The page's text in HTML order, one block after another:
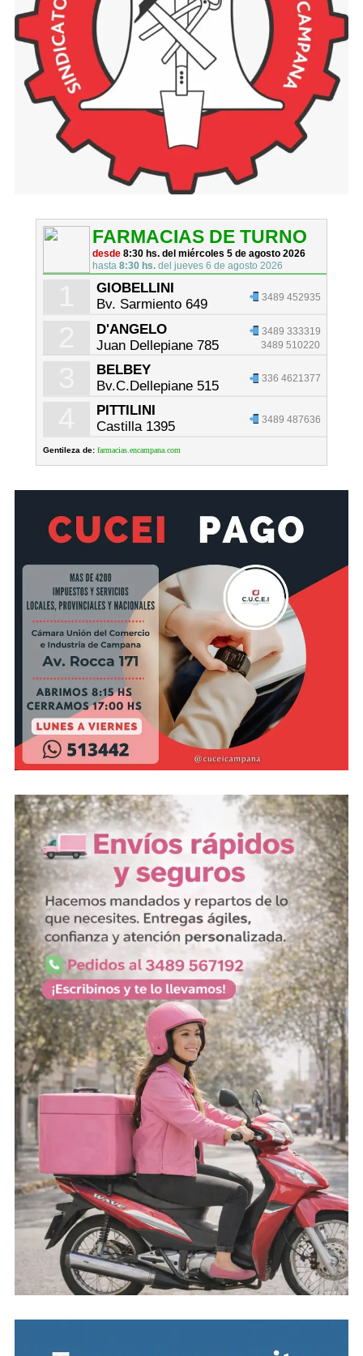
FARMACIAS DE TURNO
desde8:30 hs. del miércoles 5 de agosto 2026
hasta8:30 hs. del jueves 6 de agosto 2026
GIOBELLINI
Bv. Sarmiento 649
3489 452935
D'ANGELO
Juan Dellepiane 785
3489 333319
3489 510220
BELBEY
Bv.C.Dellepiane 515
336 4621377
PITTILINI
Castilla 1395
3489 487636
Gentileza de: farmacias.encampana.com